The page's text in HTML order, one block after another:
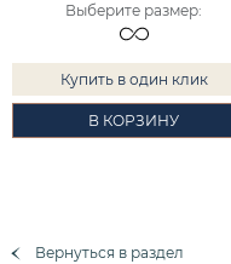
Выберите размер:
Купить в один клик
В КОРЗИНУ
Вернуться в раздел